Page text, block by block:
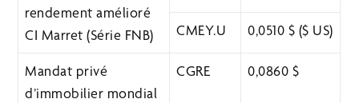
rendement amélioré
CI Marret (Série FNB)
CMEY.U 0,0510 $ ($ US)
Mandat privé
d’immobilier mondial
CGRE 0,0860 $